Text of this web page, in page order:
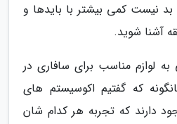
بد نیست کمی بیشتر با بایدها و
آشنا شوید.
لوازم مناسب برای سافاری در
که گفتیم اکوسیستم های
دارند که تجربه هر کدام شان